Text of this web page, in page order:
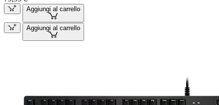
Aggiungi al carrello
Aggiungi al carrello